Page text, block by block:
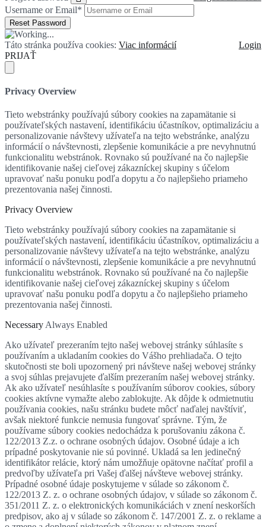
Username or Email*
Login
Táto stránka používa cookies: Viac informácií
PRIJAŤ
Privacy Overview
Tieto webstránky používajú súbory cookies na zapamätanie si
používateľských nastavení, identifikáciu účastníkov, optimalizáciu a
personalizovanie návštevy užívateľa na tejto webstránke, analýzu
informácií o návštevnosti, zlepšenie komunikácie a pre nevyhnutnú
funkcionalitu webstránok. Rovnako sú používané na čo najlepšie
identifikovanie našej cieľovej zákazníckej skupiny s účelom
upravovať našu ponuku podľa dopytu a čo najlepšieho priameho
prezentovania našej činnosti.
Privacy Overview
Tieto webstránky používajú súbory cookies na zapamätanie si
používateľských nastavení, identifikáciu účastníkov, optimalizáciu a
personalizovanie návštevy užívateľa na tejto webstránke, analýzu
informácií o návštevnosti, zlepšenie komunikácie a pre nevyhnutnú
funkcionalitu webstránok. Rovnako sú používané na čo najlepšie
identifikovanie našej cieľovej zákazníckej skupiny s účelom
upravovať našu ponuku podľa dopytu a čo najlepšieho priameho
prezentovania našej činnosti.
Necessary Always Enabled
Ako užívateľ prezeraním tejto našej webovej stránky súhlasíte s
používaním a ukladaním cookies do Vášho prehliadača. O tejto
skutočnosti ste boli upozornený pri návšteve našej webovej stránky
a svoj súhlas prejavujete ďalším prezeraním našej webovej stránky.
Ak ako užívateľ nesúhlasíte s používaním súborov cookies, súbory
cookies aktívne vymažte alebo zablokujte. Ak dôjde k odmietnutiu
používania cookies, našu stránku budete môcť naďalej navštíviť,
avšak niektoré funkcie nemusia fungovať správne. Tým, že
používame súbory cookies nedochádza k porušovaniu zákona č.
122/2013 Z.z. o ochrane osobných údajov. Osobné údaje a ich
prípadné poskytovanie nie sú povinné. Ukladá sa len jedinečný
identifikátor relácie, ktorý nám umožňuje opätovne načítať profil a
predvoľby užívateľa pri Vašej ďalšej návšteve webovej stránky.
Prípadné osobné údaje poskytujeme v súlade so zákonom č.
122/2013 Z. z. o ochrane osobných údajov, v súlade so zákonom č.
351/2011 Z. z. o elektronických komunikáciách v znení neskorších
predpisov, ako aj v súlade so zákonom č. 147/2001 Z. z. o reklame a